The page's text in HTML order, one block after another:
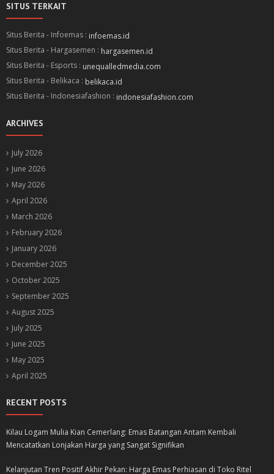
SITUS TERKAIT
Situs Berita - Infoemas : infoemas.id
Situs Berita - Hargasemen : hargasemen.id
Situs Berita - Esports : unequalledmedia.com
Situs Berita - Belikaca : belikaca.id
Situs Berita - Indonesiafashion : indonesiafashion.com
ARCHIVES
July 2026
June 2026
May 2026
April 2026
March 2026
February 2026
January 2026
December 2025
October 2025
September 2025
August 2025
July 2025
June 2025
May 2025
April 2025
RECENT POSTS
Kilau Logam Mulia Kian Cemerlang: Emas Batangan Antam Kembali
Mencatatkan Lonjakan Harga yang Sangat Signifikan
Kelanjutan Tren Positif Akhir Pekan: Harga Emas Perhiasan di Toko Ritel